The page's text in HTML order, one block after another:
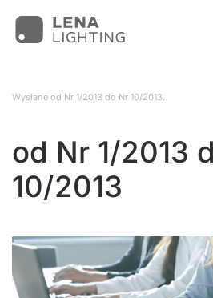
Wysłane od Nr 1/2013 do Nr 10/2013.
od Nr 1/2013
10/2013